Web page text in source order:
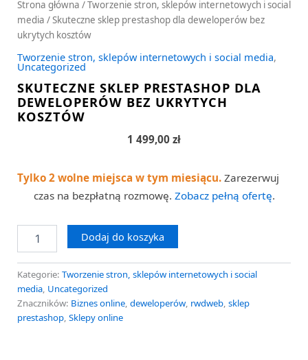
Strona główna /Tworzenie stron, sklepów internetowych i social
media / Skuteczne sklep prestashop dla deweloperów bez
ukrytych kosztów
Tworzenie stron, sklepów internetowych i social media,
Uncategorized
SKUTECZNE SKLEP PRESTASHOP DLA
DEWELOPERÓW BEZ UKRYTYCH
KOSZTÓW
1 499,00 zł
Tylko 2 wolne miejsca w tym miesiącu. Zarezerwuj
czas na bezpłatną rozmowę. Zobacz pełną ofertę.
Dodaj do koszyka
Kategorie: Tworzenie stron, sklepów internetowych i social
media, Uncategorized
Znaczników: Biznes online, deweloperów, rwdweb, sklep
prestashop, Sklepy online